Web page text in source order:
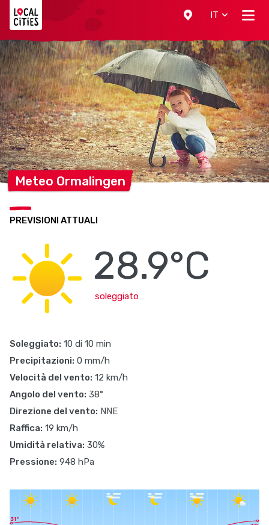
IT
Meteo Ormalingen
PREVISIONI ATTUALI
28.9°C
soleggiato
Soleggiato: 10 di 10 min
Precipitazioni: 0 mm/h
Velocità del vento: 12 km/h
Angolo del vento: 38°
Direzione del vento: NNE
Raffica: 19 km/h
Umidità relativa: 30%
Pressione: 948 hPa